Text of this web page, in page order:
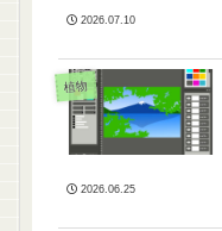
2026.07.10
植物
2026.06.25